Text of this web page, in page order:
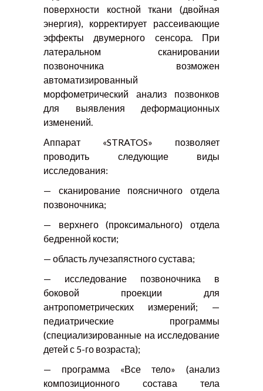
поверхности костной ткани (двойная
энергия), корректирует рассеивающие
эффекты двумерного сенсора. При
латеральном сканировании
позвоночника возможен
автоматизированный
морфометрический анализ позвонков
для выявления деформационных
изменений.
Аппарат «STRATOS» позволяет
проводить следующие виды
исследования:
— сканирование поясничного отдела
позвоночника;
— верхнего (проксимального) отдела
бедренной кости;
— область лучезапястного сустава;
— исследование позвоночника в
боковой проекции для
антропометрических измерений; —
педиатрические программы
(специализированные на исследование
детей с 5-го возраста);
— программа «Все тело» (анализ
композиционного состава тела